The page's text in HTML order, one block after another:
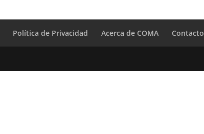
Política de Privacidad Acerca de COMA Contacto